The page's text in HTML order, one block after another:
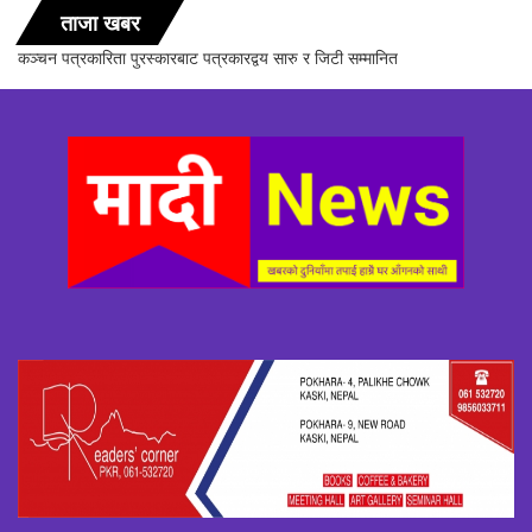
ताजा खबर
सञ्चारिका समूह गण्डकीद्धारा ‘सञ्चारमा क्वान्टम हिलिङको महत्त्व’ विषयक अन्तरक्रिया